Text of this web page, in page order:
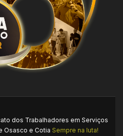
dos Trabalhadores em Serviços
Osasco e Cotia Sempre na luta!